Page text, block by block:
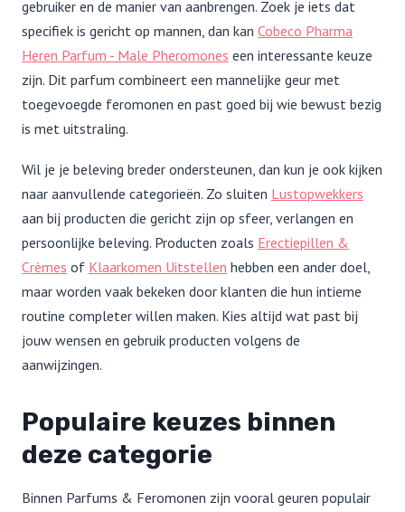
gebruiker en de manier van aanbrengen. Zoek je iets dat
specifiek is gericht op mannen, dan kan Cobeco Pharma
Heren Parfum - Male Pheromones een interessante keuze
zijn. Dit parfum combineert een mannelijke geur met
toegevoegde feromonen en past goed bij wie bewust bezig
is met uitstraling.
Wil je je beleving breder ondersteunen, dan kun je ook kijken
naar aanvullende categorieën. Zo sluiten Lustopwekkers
aan bij producten die gericht zijn op sfeer, verlangen en
persoonlijke beleving. Producten zoals Erectiepillen &
Crèmes of Klaarkomen Uitstellen hebben een ander doel,
maar worden vaak bekeken door klanten die hun intieme
routine completer willen maken. Kies altijd wat past bij
jouw wensen en gebruik producten volgens de
aanwijzingen.
Populaire keuzes binnen
deze categorie
Binnen Parfums & Feromonen zijn vooral geuren populair